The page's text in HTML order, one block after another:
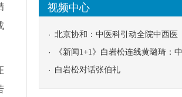
视频中心
北京协和：中医科引动全院中西医
协同
《新闻1+1》白岩松连线黄璐琦：中
医救治的临床效果
白岩松对话张伯礼